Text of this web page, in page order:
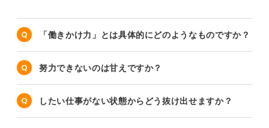
「働きかけ力」とは具体的にどのようなものですか？
努力できないのは甘えですか？
したい仕事がない状態からどう抜け出せますか？